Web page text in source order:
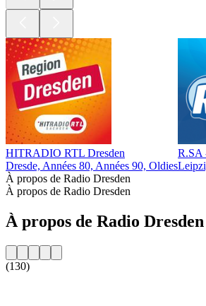
HITRADIO RTL Dresden
Dresde, Années 80, Années 90, Oldies
R.SA
À propos de Radio Dresden
À propos de Radio Dresden
À propos de Radio Dresden
(130)